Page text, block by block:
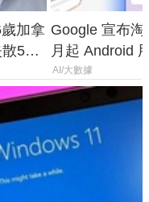
加拿
50
Google 宣布
月起 Android
AI/大數據